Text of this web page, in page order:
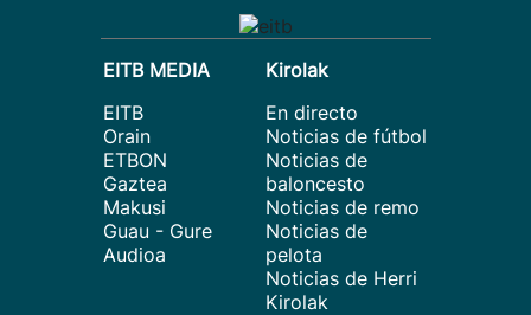
EITB MEDIA
EITB
Orain
ETBON
Gaztea
Makusi
Guau - Gure
Audioa
Kirolak
En directo
Noticias de fútbol
Noticias de
baloncesto
Noticias de remo
Noticias de
pelota
Noticias de Herri
Kirolak